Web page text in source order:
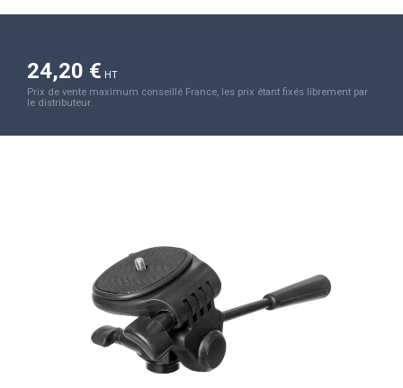
24,20 € HT
Prix de vente maximum conseillé France, les prix étant fixés librement par
le distributeur.